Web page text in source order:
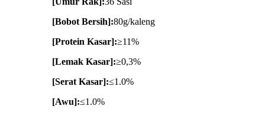
[Bobot Bersih]:80g/kaleng
[Protein Kasar]:≥11%
[Lemak Kasar]:≥0,3%
[Serat Kasar]:≤1.0%
[Awu]:≤1.0%